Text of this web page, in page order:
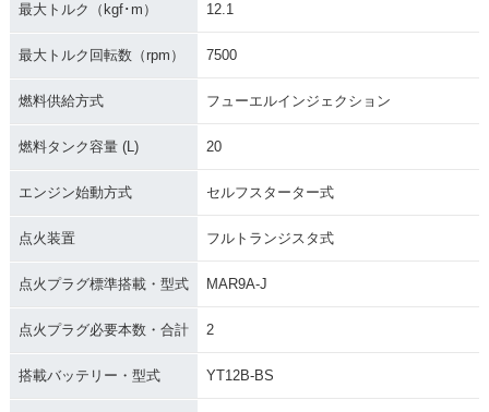
最大トルク（kgf･m） 12.1
最大トルク回転数（rpm） 7500
燃料供給方式 フューエルインジェクション
燃料タンク容量 (L) 20
エンジン始動方式 セルフスターター式
点火装置 フルトランジスタ式
点火プラグ標準搭載・型式 MAR9A-J
点火プラグ必要本数・合計 2
搭載バッテリー・型式 YT12B-BS